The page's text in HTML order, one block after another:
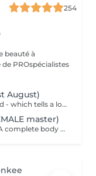
254
beauté à
August)
Dear clients, June and July are fully booked - which tells a lot. Plan your session IN AUGUST at a welcome price now. Natalia - our new FEMALE massage therapist! We're excited for you to get to know her, and we're offering a special price - just €59 per session. A full body massage: back, arms, legs, feet, neck. Tension release, better circulation, a calm mind. From the first minute to the last, you're in good hands!
master)
Natalia - our FEMALE massage therapist! A complete body massage designed to release tension, improve circulation and promote overall relaxation. The treatment typically focuses on the back, shoulders, arms, legs and other key tension areas using smooth and soothing massage techniques. Result: a feeling of lightness, relaxation and renewed body comfort. Recommended frequency: once a week to once a month, depending on your needs and stress level.